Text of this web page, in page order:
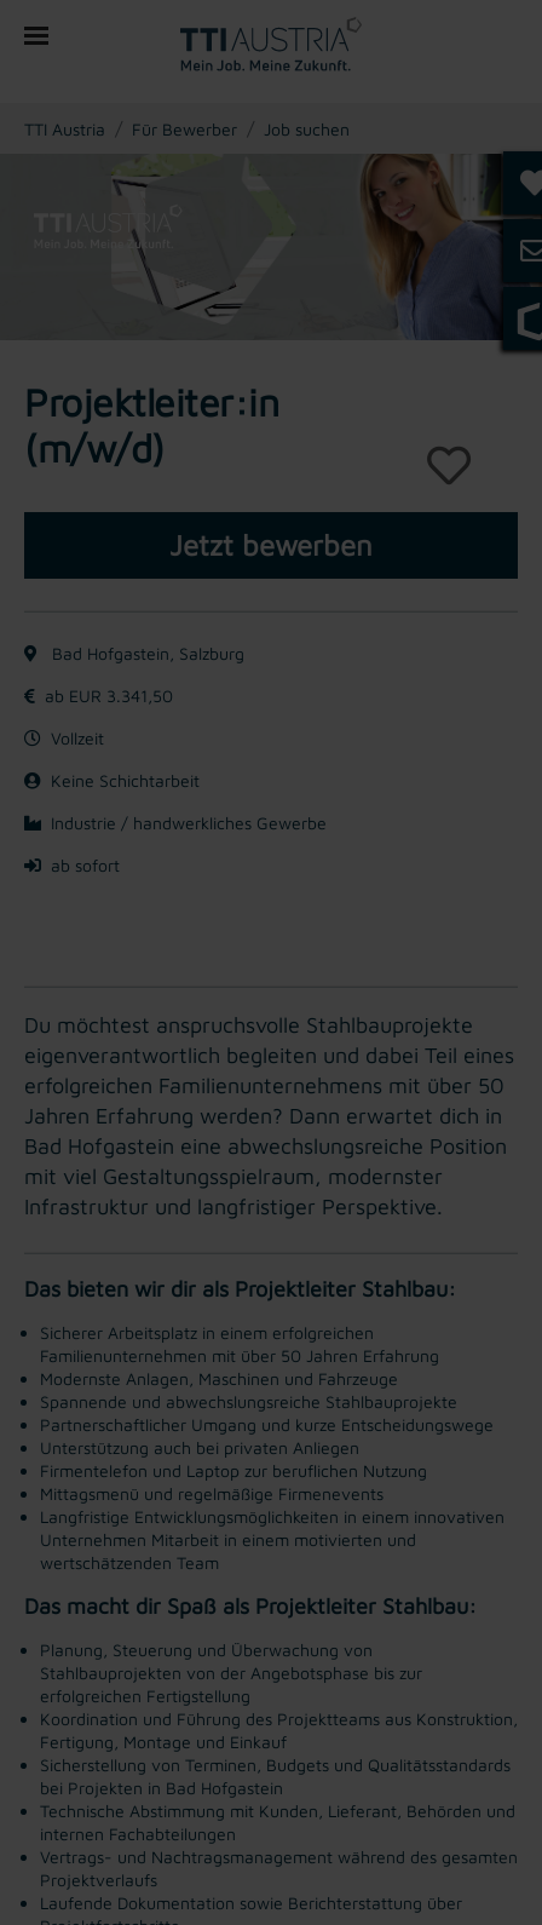
You are here:
TTI Austria Für Bewerber Job suchen
Projektleiter:in
(m/w/d)
Jetzt bewerben
Bad Hofgastein, Salzburg
ab EUR 3.341,50
Vollzeit
Keine Schichtarbeit
Industrie / handwerkliches Gewerbe
ab sofort
Du möchtest anspruchsvolle Stahlbauprojekte
eigenverantwortlich begleiten und dabei Teil eines
erfolgreichen Familienunternehmens mit über 50
Jahren Erfahrung werden? Dann erwartet dich in
Bad Hofgastein eine abwechslungsreiche Position
mit viel Gestaltungsspielraum, modernster
Infrastruktur und langfristiger Perspektive.
Das bieten wir dir als Projektleiter Stahlbau:
Sicherer Arbeitsplatz in einem erfolgreichen
Familienunternehmen mit über 50 Jahren Erfahrung
Modernste Anlagen, Maschinen und Fahrzeuge
Spannende und abwechslungsreiche Stahlbauprojekte
Partnerschaftlicher Umgang und kurze Entscheidungswege
Unterstützung auch bei privaten Anliegen
Firmentelefon und Laptop zur beruflichen Nutzung
Mittagsmenü und regelmäßige Firmenevents
Langfristige Entwicklungsmöglichkeiten in einem innovativen
Unternehmen Mitarbeit in einem motivierten und
wertschätzenden Team
Das macht dir Spaß als Projektleiter Stahlbau:
Planung, Steuerung und Überwachung von
Stahlbauprojekten von der Angebotsphase bis zur
erfolgreichen Fertigstellung
Koordination und Führung des Projektteams aus Konstruktion,
Fertigung, Montage und Einkauf
Sicherstellung von Terminen, Budgets und Qualitätsstandards
bei Projekten in Bad Hofgastein
Technische Abstimmung mit Kunden, Lieferant, Behörden und
internen Fachabteilungen
Vertrags- und Nachtragsmanagement während des gesamten
Projektverlaufs
Laufende Dokumentation sowie Berichterstattung über